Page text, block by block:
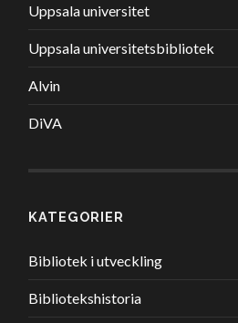
Uppsala universitet
Uppsala universitetsbibliotek
Alvin
DiVA
KATEGORIER
Bibliotek i utveckling
Bibliotekshistoria